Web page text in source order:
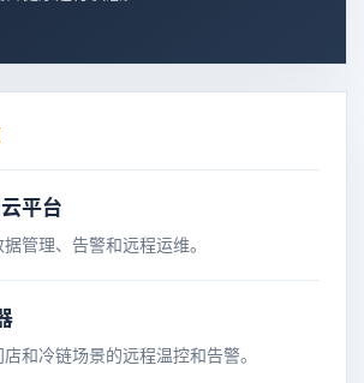
平台
管理、告警和远程运维。
和冷链场景的远程温控和告警。